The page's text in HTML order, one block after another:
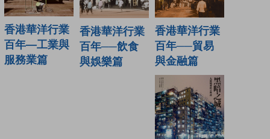
香港華洋行業
百年—工業與
服務業篇
香港華洋行業
百年──飲食
與娛樂篇
香港華洋行業
百年──貿易
與金融篇